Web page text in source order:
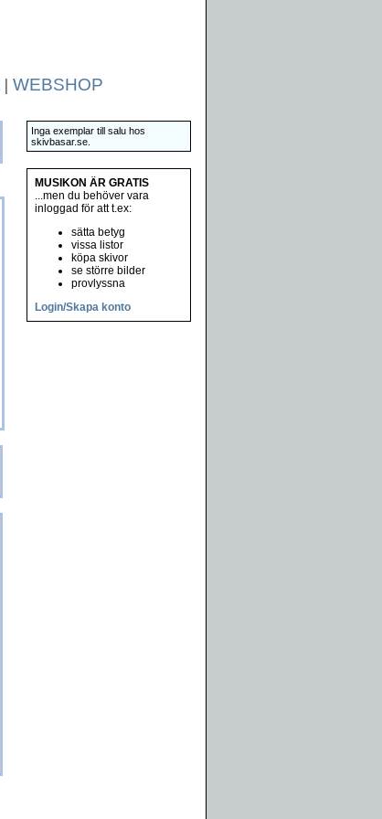
| WEBSHOP
Inga exemplar till salu hos
skivbasar.se.
MUSIKON ÄR GRATIS
...men du behöver vara
inloggad för att t.ex:
sätta betyg
vissa listor
köpa skivor
se större bilder
provlyssna
Login/Skapa konto